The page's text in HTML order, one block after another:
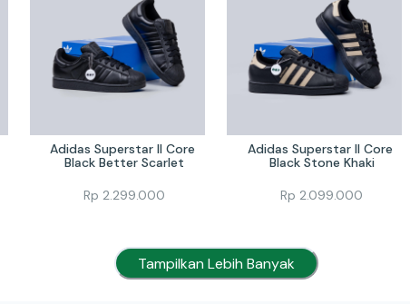
Adidas Superstar II Core
Black Better Scarlet
Rp 2.299.000
Adidas Superstar II Core
Black Stone Khaki
Rp 2.099.000
Tampilkan Lebih Banyak